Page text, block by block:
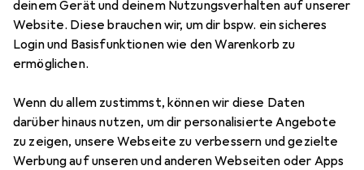
deinem Gerät und deinem Nutzungsverhalten auf unserer
Website. Diese brauchen wir, um dir bspw. ein sicheres
Login und Basisfunktionen wie den Warenkorb zu
ermöglichen.
Wenn du allem zustimmst, können wir diese Daten
darüber hinaus nutzen, um dir personalisierte Angebote
zu zeigen, unsere Webseite zu verbessern und gezielte
Werbung auf unseren und anderen Webseiten oder Apps